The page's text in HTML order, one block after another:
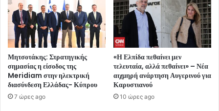
Μητσοτάκης: Στρατηγικής
σημασίας η είσοδος της
Meridiam στην ηλεκτρική
διασύνδεση Ελλάδας- Κύπρου
7 ώρες ago
«Η Ελπίδα πεθαίνει μεν
τελευταία, αλλά πεθαίνει» – Νέα
αιχμηρή ανάρτηση Αυγερινού για
Καρυστιανού
10 ώρες ago